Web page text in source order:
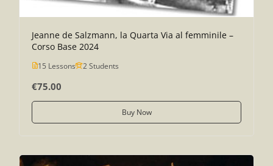
Jeanne de Salzmann, la Quarta Via al femminile –
Corso Base 2024
15 Lessons 2 Students
€75.00
Buy Now